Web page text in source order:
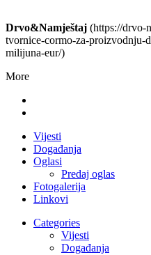
Drvo&Namještaj (https://drvo-
tvornice-cormo-za-proizvodnju-
milijuna-eur/)
More
Vijesti
Događanja
Oglasi
Predaj oglas
Fotogalerija
Linkovi
Categories
Vijesti
Događanja